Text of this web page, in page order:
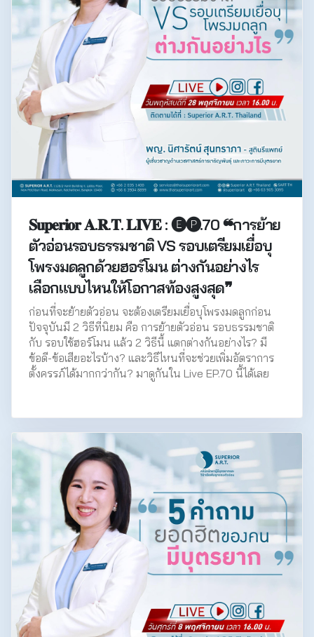
𝐒𝐮𝐩𝐞𝐫𝐢𝐨𝐫 𝐀.𝐑.𝐓. 𝐋𝐈𝐕𝐄 : 🅔🅟.70 ❝การย้าย
ตัวอ่อนรอบธรรมชาติ VS รอบเตรียมเยื่อบุ
โพรงมดลูกด้วยฮอร์โมน ต่างกันอย่างไร
เลือกแบบไหนให้โอกาสท้องสูงสุด❞
ก่อนที่จะย้ายตัวอ่อน จะต้องเตรียมเยื่อบุโพรงมดลูกก่อน
ปัจจุบันมี 2 วิธีที่นิยม คือ การย้ายตัวอ่อน รอบธรรมชาติ
กับ รอบใช้ฮอร์โมน แล้ว 2 วิธีนี้ แตกต่างกันอย่างไร? มี
ข้อดี-ข้อเสียอะไรบ้าง? และวิธีไหนที่จะช่วยเพิ่มอัตราการ
ตั้งครรภ์ได้มากกว่ากัน? มาดูกันใน Live EP.70 นี้ได้เลย